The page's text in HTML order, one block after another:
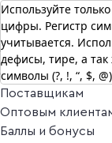
г. Москва
Vitual Peptide +7
Специалистам
Поставщикам
Оптовым
Баллы и бонусы
Используйте
цифры. Регистр
учитывается.
дефисы, тире, а
символы (?, !, “, $,